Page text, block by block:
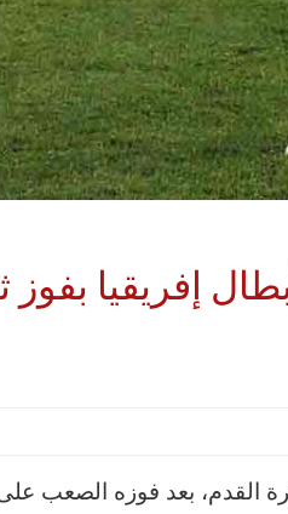
إفريقيا
القدم، بعد فوزه الصعب